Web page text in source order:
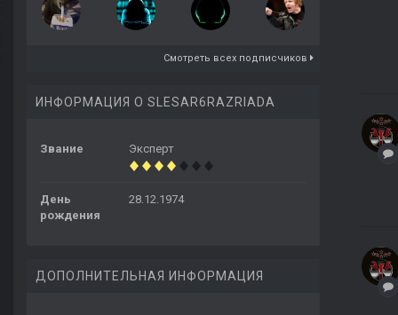
Смотреть всех подписчиков
ИНФОРМАЦИЯ О SLESAR6RAZRIADA
Звание Эксперт
День
рождения
28.12.1974
ДОПОЛНИТЕЛЬНАЯ ИНФОРМАЦИЯ